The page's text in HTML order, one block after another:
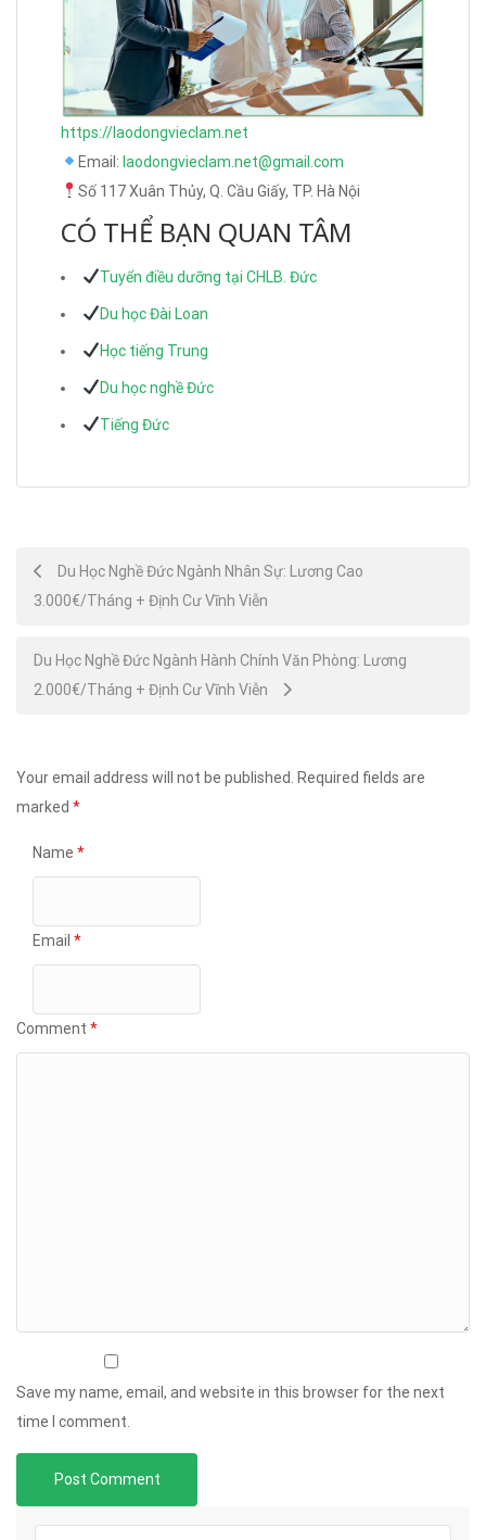
https://laodongvieclam.net
Email: laodongvieclam.net@gmail.com
Số 117 Xuân Thủy, Q. Cầu Giấy, TP. Hà Nội
CÓ THỂ BẠN QUAN TÂM
Tuyển điều dưỡng tại CHLB. Đức
Du học Đài Loan
Học tiếng Trung
Du học nghề Đức
Tiếng Đức
Post
navigation
Du Học Nghề Đức Ngành Nhân Sự: Lương Cao
3.000€/Tháng + Định Cư Vĩnh Viễn
Du Học Nghề Đức Ngành Hành Chính Văn Phòng: Lương
2.000€/Tháng + Định Cư Vĩnh Viễn
Your email address will not be published.
Required fields are
marked *
Name *
Email *
Comment *
Save my name, email, and website in this browser for the next
time I comment.